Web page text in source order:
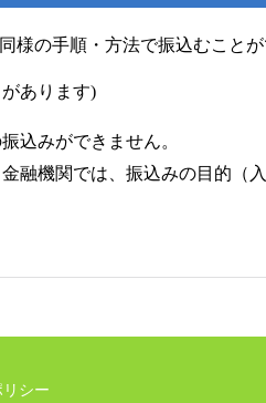
様の手順・方法で振込むこと
あります)
込みができません。
融機関では、振込みの目的（入
シー